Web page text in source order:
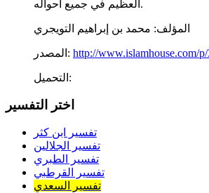
العظيم في جميع أحواله.
المؤلف: محمد بن إبراهيم التويجري
المصدر: http://www.islamhouse.com/
التحميل:
اختر التفسير
تفسير ابن كثر
تفسير الجلالين
تفسير الطبري
تفسير القرطبي
تفسير السعدي